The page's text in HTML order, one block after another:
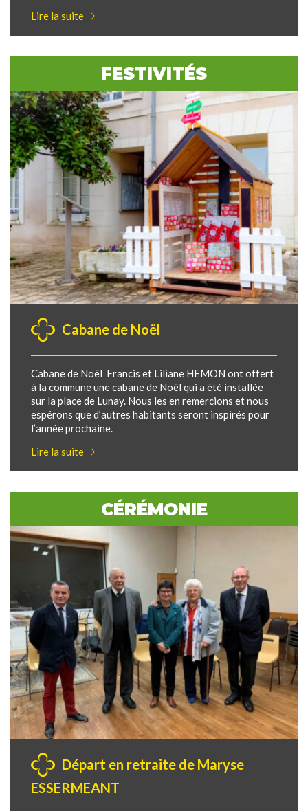
Lire la suite
FESTIVITÉS
Cabane de Noël
Cabane de Noël Francis et Liliane HEMON ont offert
à la commune une cabane de Noël qui a été installée
sur la place de Lunay. Nous les en remercions et nous
espérons que d’autres habitants seront inspirés pour
l’année prochaine.
Lire la suite
CÉRÉMONIE
Départ en retraite de Maryse
ESSERMEANT